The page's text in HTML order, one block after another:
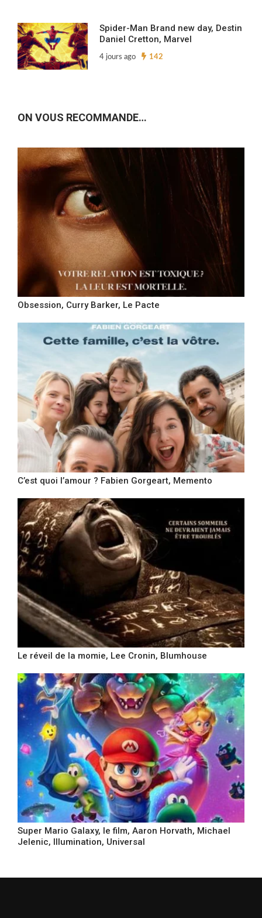
Spider-Man Brand new day, Destin
Daniel Cretton, Marvel
4 jours ago 142
ON VOUS RECOMMANDE…
Obsession, Curry Barker, Le Pacte
C’est quoi l’amour ? Fabien Gorgeart, Memento
Le réveil de la momie, Lee Cronin, Blumhouse
Super Mario Galaxy, le film, Aaron Horvath, Michael
Jelenic, Illumination, Universal